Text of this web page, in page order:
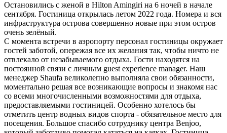
Остановились с женой в Hilton Amingiri на 6 ночей в начале
сентября. Гостиница открылась летом 2022 года. Номера и вся
инфраструктура острова совершенно новые при этом остров
очень зелёный.
С момента встречи в аэропорту персонал гостиницы окружает
гостей заботой, опережая все их желания так, чтобы ничто не
отвлекало от незабываемого отдыха. Гости находятся на
постоянной связи с личным guest experience manager. Наш
менеджер Shaufa великолепно выполняла свои обязанности,
моментально решая все возникающие вопросы и знакомя нас
со всеми многочисленными возможностями для отдыха,
предоставляемыми гостиницей. Особенно хотелось бы
отметить центр водных видов спорта - обязательное место для
посещения. Большое спасибо сотруднику центра Benjoo,